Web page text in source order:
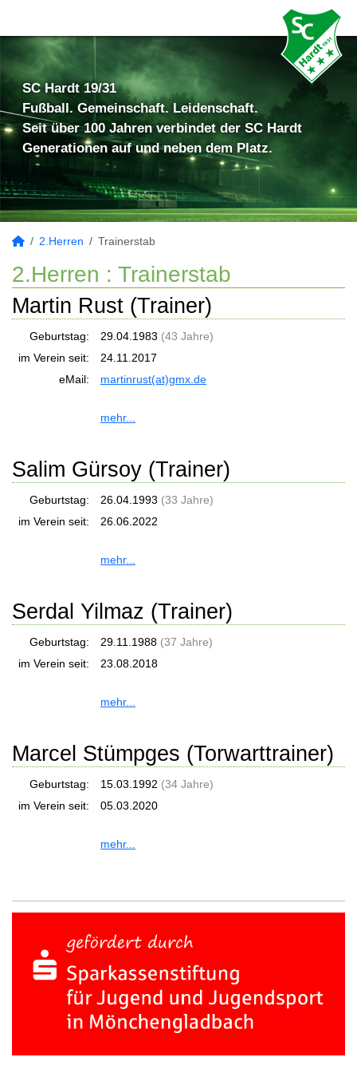
SC Hardt 19/31
Fußball. Gemeinschaft. Leidenschaft.
Seit über 100 Jahren verbindet der SC Hardt
Generationen auf und neben dem Platz.
2.Herren Trainerstab
2.Herren : Trainerstab
Martin Rust (Trainer)
Geburtstag: 29.04.1983 (43 Jahre)
im Verein seit:
24.11.2017
eMail:
martinrust(at)gmx.de
mehr...
Salim Gürsoy (Trainer)
Geburtstag: 26.04.1993 (33 Jahre)
im Verein seit:
26.06.2022
mehr...
Serdal Yilmaz (Trainer)
Geburtstag: 29.11.1988 (37 Jahre)
im Verein seit:
23.08.2018
mehr...
Marcel Stümpges (Torwarttrainer)
Geburtstag: 15.03.1992 (34 Jahre)
im Verein seit:
05.03.2020
mehr...